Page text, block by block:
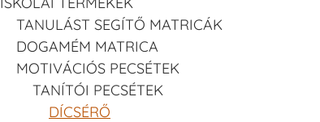
TANULÁST SEGÍTŐ MATRICÁK
DOGAMÉM MATRICA
MOTIVÁCIÓS PECSÉTEK
TANÍTÓI PECSÉTEK
DÍCSÉRŐ